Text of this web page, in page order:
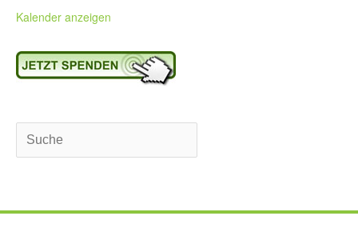
Kalender anzeigen
Suchen